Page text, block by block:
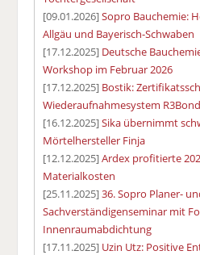
[09.01.2026]Sopro Bauchemie:
Allgäu und Bayerisch-Schwaben
[17.12.2025] Deutsche
Workshop im Februar 2026
[17.12.2025] Bostik:
Wiederaufnahmesystem R3Bond
[16.12.2025]Sika übernimmt
Mörtelhersteller Finja
[12.12.2025]Ardex profitierte
Materialkosten
[25.11.2025]36. Sopro Planer-
Sachverständigenseminar mit
Innenraumabdichtung
[17.11.2025] Uzin Utz: Positive